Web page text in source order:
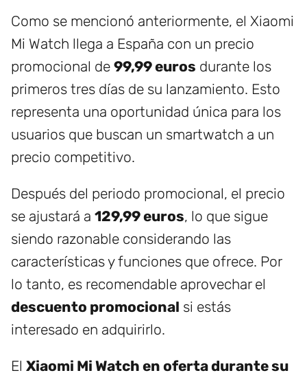
Como se mencionó anteriormente, el Xiaomi
Mi Watch llega a España con un precio
promocional de 99,99 euros durante los
primeros tres días de su lanzamiento. Esto
representa una oportunidad única para los
usuarios que buscan un smartwatch a un
precio competitivo.
Después del periodo promocional, el precio
se ajustará a 129,99 euros, lo que sigue
siendo razonable considerando las
características y funciones que ofrece. Por
lo tanto, es recomendable aprovechar el
descuento promocional si estás
interesado en adquirirlo.
El Xiaomi Mi Watch en oferta durante su